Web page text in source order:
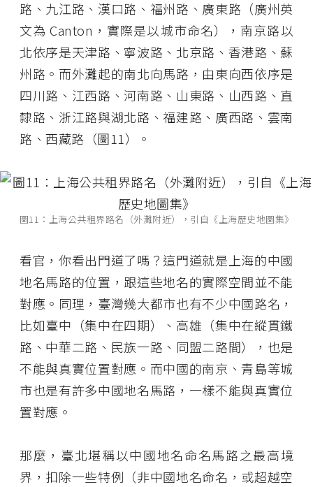
路、九江路、漢口路、福州路、廣東路（廣州英
文為 Canton，實際是以城市命名），南京路以
北依序是天津路、寧波路、北京路、香港路、蘇
州路。而外灘起的南北向馬路，由東向西依序是
四川路、江西路、河南路、山東路、山西路、直
隸路、浙江路與湖北路、福建路、廣西路、雲南
路、西藏路（圖11）。
圖11：上海公共租界路名（外灘附近），引自《上海歷史地圖集》
看官，你看出門道了嗎？這門道就是上海的中國
地名馬路的位置，跟這些地名的實際空間並不能
對應。同理，臺灣幾大都市也有不少中國路名，
比如臺中（集中在四期）、高雄（集中在縱貫鐵
路、中華二路、民族一路、同盟二路間），也是
不能與真實位置對應。而中國的南京、青島等城
市也是有許多中國地名馬路，一樣不能與真實位
置對應。
那麼，臺北堪稱以中國地名命名馬路之最高境
界，扣除一些特例（非中國地名命名，或超越空